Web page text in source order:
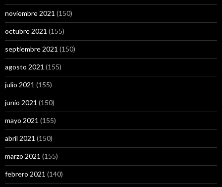
noviembre 2021 (150)
octubre 2021 (155)
septiembre 2021 (150)
agosto 2021 (155)
julio 2021 (155)
junio 2021 (150)
mayo 2021 (155)
abril 2021 (150)
marzo 2021 (155)
febrero 2021 (140)